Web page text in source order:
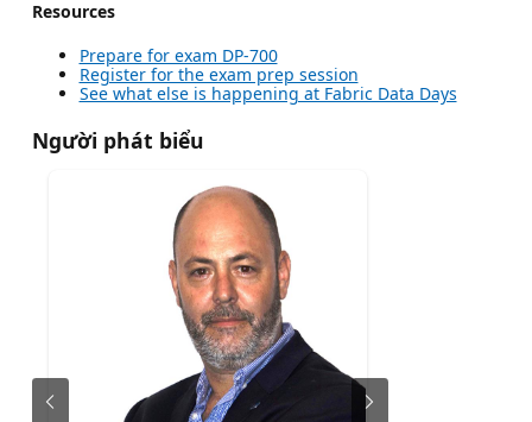
Resources
Prepare for exam DP-700
Register for the exam prep session
See what else is happening at Fabric Data Days
Người phát biểu